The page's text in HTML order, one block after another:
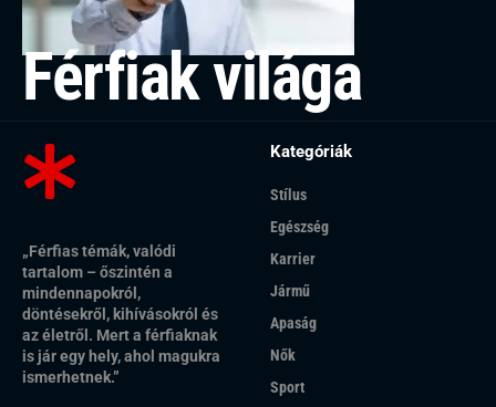
Férfiak világa
„Férfias témák, valódi
tartalom – őszintén a
mindennapokról,
döntésekről, kihívásokról és
az életről. Mert a férfiaknak
is jár egy hely, ahol magukra
ismerhetnek.”
Kategóriák
Stílus
Egészség
Karrier
Jármű
Apaság
Nők
Sport